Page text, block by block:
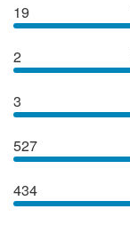
19
2
3
527
434